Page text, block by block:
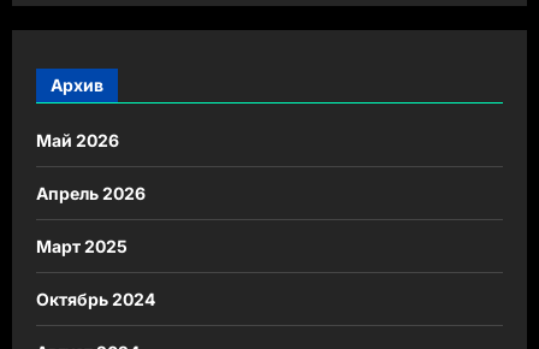
Архив
Май 2026
Апрель 2026
Март 2025
Октябрь 2024